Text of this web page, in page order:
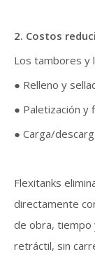
2. Costos
Los tambores y
● Relleno y
● Paletización y
● Carga/
Flexitanks
directamente
de obra, tiempo
retráctil, sin